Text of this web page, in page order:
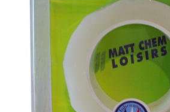
Référence : 077L
RUBAN ADHESIF D’ETANCHEITE
Ruban adhésif étanche transparent
immédiatement sur toutes les
Flexible, il peut compenser